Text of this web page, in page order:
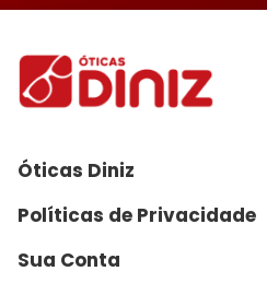
Óticas Diniz
Políticas de Privacidade
Sua Conta